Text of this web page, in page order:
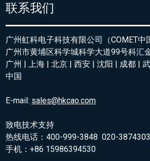
联系我们
广州虹科电子科技有限公司（COMET中
广州市黄埔区科学城科学大道99号科汇
广州 | 上海 | 北京 | 西安 | 沈阳 | 成都 |
中国
E-mail: sales@hkcao.com
致电技术支持
热线电话：400-999-3848 020-
手机：+86 15986394530